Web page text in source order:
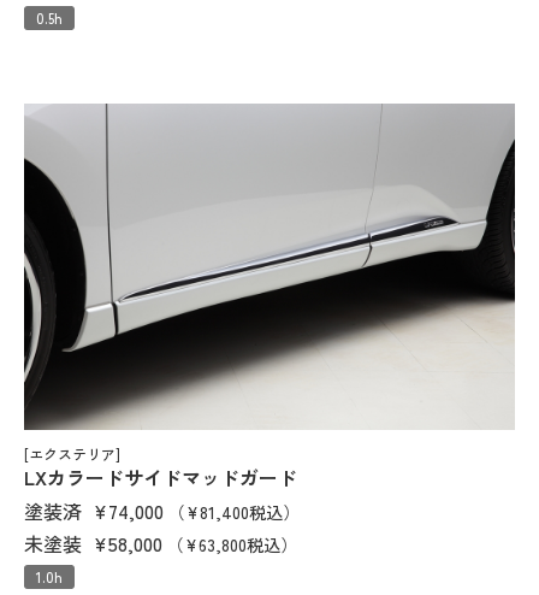
0.5h
[エクステリア]
LXカラードサイドマッドガード
塗装済 ¥74,000 （¥81,400税込）
未塗装 ¥58,000 （¥63,800税込）
1.0h